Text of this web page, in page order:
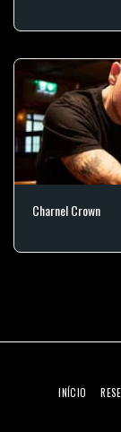
Charnel Crown
INÍCIO